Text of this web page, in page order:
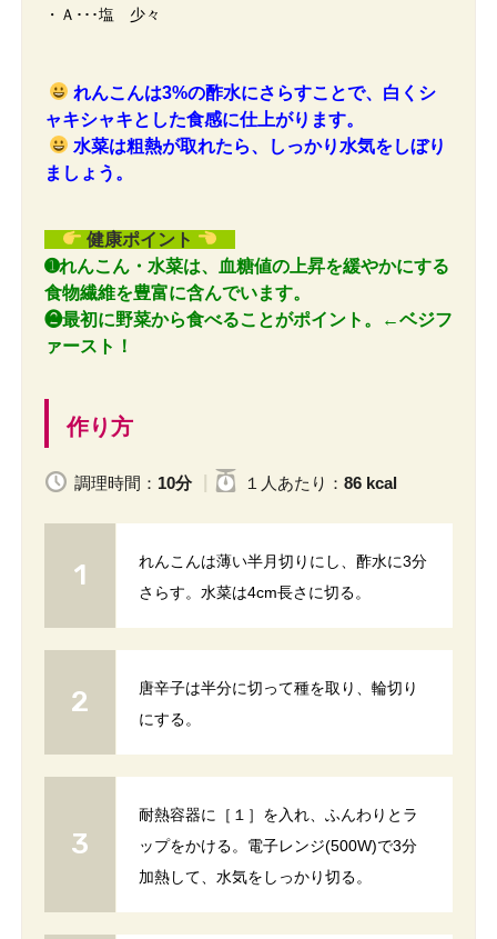
・Ａ･･･塩 少々
れんこんは3%の酢水にさらすことで、白くシ
ャキシャキとした食感に仕上がります。
水菜は粗熱が取れたら、しっかり水気をしぼり
ましょう。
健康ポイント
➊れんこん・水菜は、血糖値の上昇を緩やかにする
食物繊維を豊富に含んでいます。
❷最初に野菜から食べることがポイント。←ベジフ
ァースト！
作り方
調理時間： 10分 １人 あたり ： 86 kcal
れんこんは薄い半月切りにし、酢水に3分
さらす。水菜は4cm長さに切る。
唐辛子は半分に切って種を取り、輪切り
にする。
耐熱容器に［１］を入れ、ふんわりとラ
ップをかける。電子レンジ(500W)で3分
加熱して、水気をしっかり切る。